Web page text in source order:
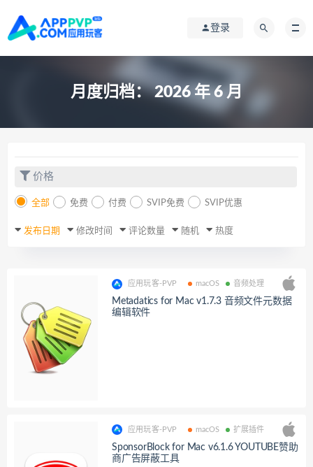
登录
月度归档：2026 年 6 月
价格
全部 免费 付费 SVIP免费 SVIP优惠
发布日期 修改时间 评论数量 随机 热度
应用玩客-PVP macOS 音频处理
Metadatics for Mac v1.7.3 音频文件元数据
编辑软件
应用玩客-PVP macOS 扩展插件
SponsorBlock for Mac v6.1.6 YOUTUBE赞助
商广告屏蔽工具